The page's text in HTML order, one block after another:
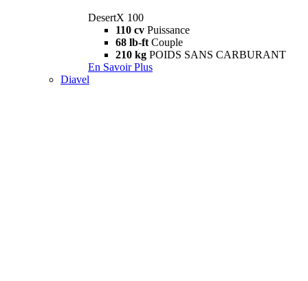
DesertX 100
110 cv Puissance
68 lb-ft Couple
210 kg POIDS SANS CARBURANT
En Savoir Plus
Diavel